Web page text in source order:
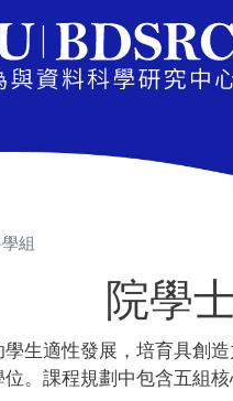
組
院學
生適性發展，培育具創
。課程規劃中包含五組